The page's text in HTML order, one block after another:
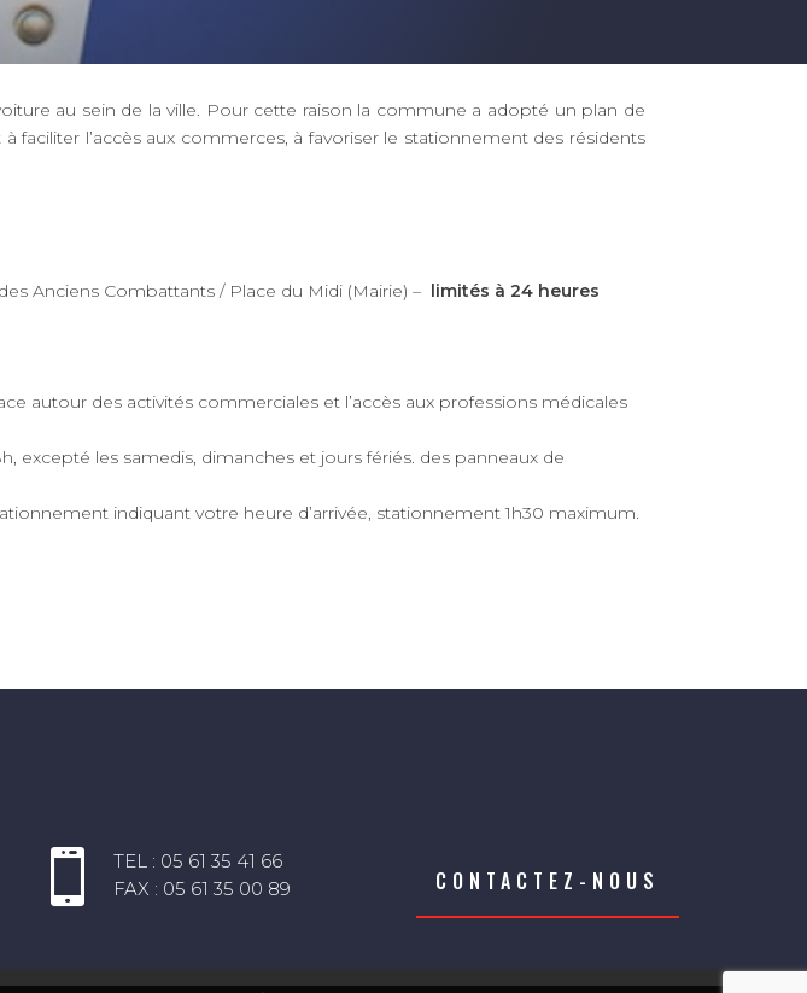
au sein de la ville. Pour cette raison la commune a adopté un plan de
l’accès aux commerces, à favoriser le stationnement des résidents
Anciens Combattants / Place du Midi (Mairie) – limités à 24 heures
autour des activités commerciales et l’accès aux professions médicales
excepté les samedis, dimanches et jours fériés. des panneaux de
indiquant votre heure d’arrivée, stationnement 1h30 maximum.

TEL : 05 61 35 41 66
FAX : 05 61 35 00 89
CONTACTEZ-NOUS